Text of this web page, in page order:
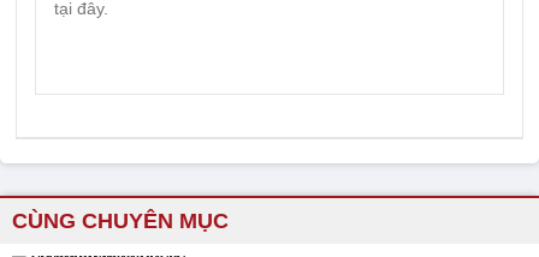
CÙNG CHUYÊN MỤC